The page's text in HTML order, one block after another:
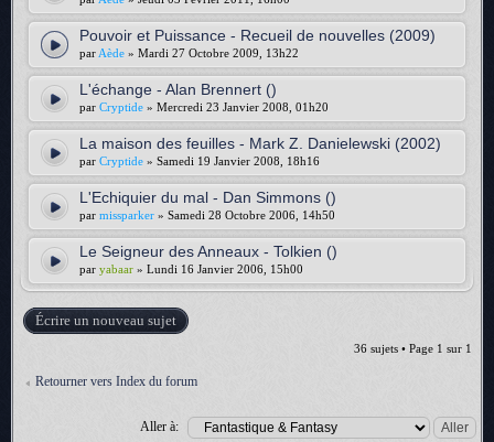
Pouvoir et Puissance - Recueil de nouvelles (2009)
par Aède » Mardi 27 Octobre 2009, 13h22
L'échange - Alan Brennert ()
par Cryptide » Mercredi 23 Janvier 2008, 01h20
La maison des feuilles - Mark Z. Danielewski (2002)
par Cryptide » Samedi 19 Janvier 2008, 18h16
L'Echiquier du mal - Dan Simmons ()
par missparker » Samedi 28 Octobre 2006, 14h50
Le Seigneur des Anneaux - Tolkien ()
par yabaar » Lundi 16 Janvier 2006, 15h00
Écrire un nouveau sujet
36 sujets • Page 1 sur 1
Retourner vers Index du forum
Aller à: